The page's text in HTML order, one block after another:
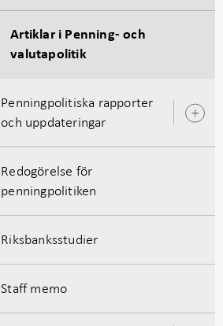
Artiklar i Penning- och
valutapolitik
Penningpolitiska rapporter
och uppdateringar
Redogörelse för
penningpolitiken
Riksbanksstudier
Staff memo